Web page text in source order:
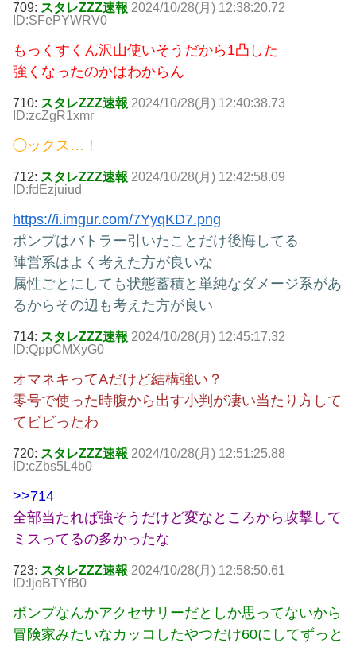
709: スタレZZZ速報 2024/10/28(月) 12:38:20.72
ID:SFePYWRV0
もっくすくん沢山使いそうだから1凸した
強くなったのかはわからん
710: スタレZZZ速報 2024/10/28(月) 12:40:38.73
ID:zcZgR1xmr
◯ックス…！
712: スタレZZZ速報 2024/10/28(月) 12:42:58.09
ID:fdEzjuiud
https://i.imgur.com/7YyqKD7.png
ポンプはバトラー引いたことだけ後悔してる
陣営系はよく考えた方が良いな
属性ごとにしても状態蓄積と単純なダメージ系があ
るからその辺も考えた方が良い
714: スタレZZZ速報 2024/10/28(月) 12:45:17.32
ID:QppCMXyG0
オマネキってAだけど結構強い？
零号で使った時腹から出す小判が凄い当たり方して
てビビったわ
720: スタレZZZ速報 2024/10/28(月) 12:51:25.88
ID:cZbs5L4b0
>>714
全部当たれば強そうだけど変なところから攻撃して
ミスってるの多かったな
723: スタレZZZ速報 2024/10/28(月) 12:58:50.61
ID:ljoBTYfB0
ボンプなんかアクセサリーだとしか思ってないから
冒険家みたいなカッコしたやつだけ60にしてずっと